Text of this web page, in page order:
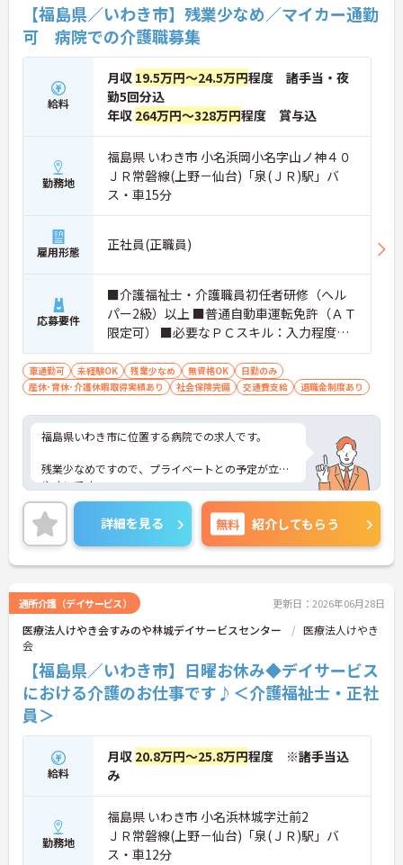
【福島県／いわき市】残業少なめ／マイカー通勤
可 病院での介護職募集
給料
月収 19.5万円～24.5万円程度 諸手当・夜
勤5回分込
年収 264万円～328万円程度 賞与込
勤務地
福島県 いわき市 小名浜岡小名字山ノ神４０
ＪＲ常磐線(上野－仙台)「泉(ＪＲ)駅」バ
ス・車15分
雇用形態 正社員(正職員)
応募要件
■介護福祉士・介護職員初任者研修（ヘル
パー2級）以上 ■普通自動車運転免許（ＡＴ
限定可） ■必要なＰＣスキル：入力程度
（ワード、エクセル）※但し、ＰＣスキル
で不安のある方は、採用後必要に応じてお
教えします。 は、採用後必要に応じてお教
経験あれば尚可
車通勤可 未経験OK 残業少なめ 無資格OK
日勤のみ
産休･育休･介護休暇取得実績あり
社会保険完備 交通費支給 退職金制度あり
福島県いわき市に位置する病院での求人です。
残業少なめですので、プライベートとの予定が立て
やすいです。
ご興味のある方は、お気軽にお問い合わせくださ
い。
詳細を見る 無料 紹介してもらう
通所介護（デイサービス） 更新日：2026年06月28日
医療法人けやき会すみのや林城デイサービスセンター
医療法人けやき
会
【福島県／いわき市】日曜お休み◆デイサービス
における介護のお仕事です♪＜介護福祉士・正社
員＞
給料
月収 20.8万円～25.8万円程度 ※諸手当込
み
勤務地
福島県 いわき市 小名浜林城字辻前2
ＪＲ常磐線(上野－仙台)「泉(ＪＲ)駅」バ
ス・車12分